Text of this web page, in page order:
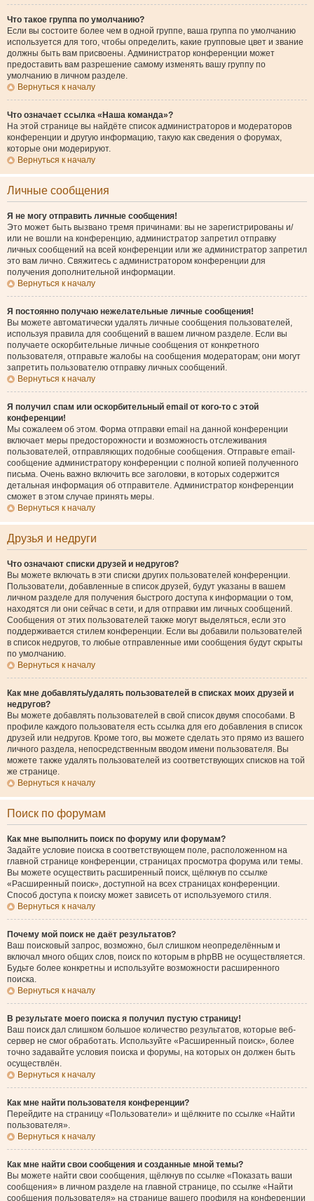
Что такое группа по умолчанию?
Если вы состоите более чем в одной группе, ваша группа по умолчанию
используется для того, чтобы определить, какие групповые цвет и звание
должны быть вам присвоены. Администратор конференции может
предоставить вам разрешение самому изменять вашу группу по
умолчанию в личном разделе.
Вернуться к началу
Что означает ссылка «Наша команда»?
На этой странице вы найдёте список администраторов и модераторов
конференции и другую информацию, такую как сведения о форумах,
которые они модерируют.
Вернуться к началу
Личные сообщения
Я не могу отправить личные сообщения!
Это может быть вызвано тремя причинами: вы не зарегистрированы и/
или не вошли на конференцию, администратор запретил отправку
личных сообщений на всей конференции или же администратор запретил
это вам лично. Свяжитесь с администратором конференции для
получения дополнительной информации.
Вернуться к началу
Я постоянно получаю нежелательные личные сообщения!
Вы можете автоматически удалять личные сообщения пользователей,
используя правила для сообщений в вашем личном разделе. Если вы
получаете оскорбительные личные сообщения от конкретного
пользователя, отправьте жалобы на сообщения модераторам; они могут
запретить пользователю отправку личных сообщений.
Вернуться к началу
Я получил спам или оскорбительный email от кого-то с этой
конференции!
Мы сожалеем об этом. Форма отправки email на данной конференции
включает меры предосторожности и возможность отслеживания
пользователей, отправляющих подобные сообщения. Отправьте email-
сообщение администратору конференции с полной копией полученного
письма. Очень важно включить все заголовки, в которых содержится
детальная информация об отправителе. Администратор конференции
сможет в этом случае принять меры.
Вернуться к началу
Друзья и недруги
Что означают списки друзей и недругов?
Вы можете включать в эти списки других пользователей конференции.
Пользователи, добавленные в список друзей, будут указаны в вашем
личном разделе для получения быстрого доступа к информации о том,
находятся ли они сейчас в сети, и для отправки им личных сообщений.
Сообщения от этих пользователей также могут выделяться, если это
поддерживается стилем конференции. Если вы добавили пользователей
в список недругов, то любые отправленные ими сообщения будут скрыты
по умолчанию.
Вернуться к началу
Как мне добавлять/удалять пользователей в списках моих друзей и
недругов?
Вы можете добавлять пользователей в свой список двумя способами. В
профиле каждого пользователя есть ссылка для его добавления в список
друзей или недругов. Кроме того, вы можете сделать это прямо из вашего
личного раздела, непосредственным вводом имени пользователя. Вы
можете также удалять пользователей из соответствующих списков на той
же странице.
Вернуться к началу
Поиск по форумам
Как мне выполнить поиск по форуму или форумам?
Задайте условие поиска в соответствующем поле, расположенном на
главной странице конференции, страницах просмотра форума или темы.
Вы можете осуществить расширенный поиск, щёлкнув по ссылке
«Расширенный поиск», доступной на всех страницах конференции.
Способ доступа к поиску может зависеть от используемого стиля.
Вернуться к началу
Почему мой поиск не даёт результатов?
Ваш поисковый запрос, возможно, был слишком неопределённым и
включал много общих слов, поиск по которым в phpBB не осуществляется.
Будьте более конкретны и используйте возможности расширенного
поиска.
Вернуться к началу
В результате моего поиска я получил пустую страницу!
Ваш поиск дал слишком большое количество результатов, которые веб-
сервер не смог обработать. Используйте «Расширенный поиск», более
точно задавайте условия поиска и форумы, на которых он должен быть
осуществлён.
Вернуться к началу
Как мне найти пользователя конференции?
Перейдите на страницу «Пользователи» и щёлкните по ссылке «Найти
пользователя».
Вернуться к началу
Как мне найти свои сообщения и созданные мной темы?
Вы можете найти свои сообщения, щёлкнув по ссылке «Показать ваши
сообщения» в личном разделе на главной странице, по ссылке «Найти
сообщения пользователя» на странице вашего профиля на конференции